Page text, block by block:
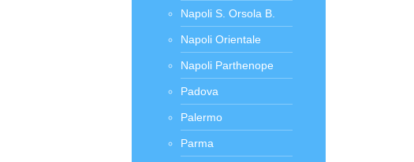
Napoli S. Orsola B.
Napoli Orientale
Napoli Parthenope
Padova
Palermo
Parma